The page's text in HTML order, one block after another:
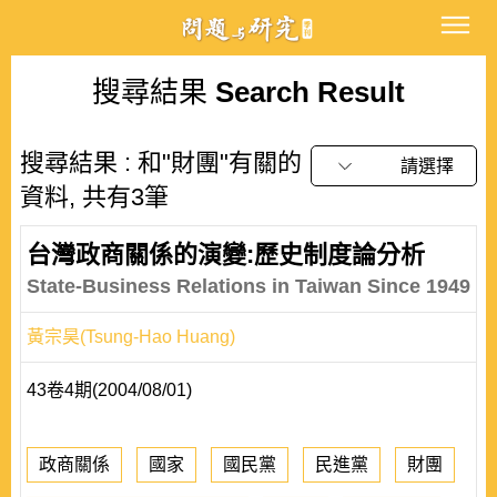
搜尋結果 Search Result
搜尋結果 : 和"財團"有關的
資料, 共有3筆
請選擇
台灣政商關係的演變:歷史制度論分析
State-Business Relations in Taiwan Since 1949
黃宗昊(Tsung-Hao Huang)
43卷4期(2004/08/01)
政商關係 國家 國民黨 民進黨 財團